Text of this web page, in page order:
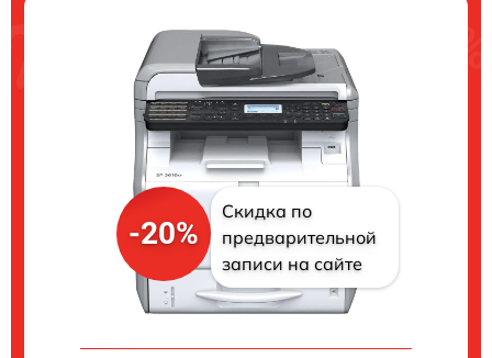
-20%
Скидка по
предварительной
записи на сайте